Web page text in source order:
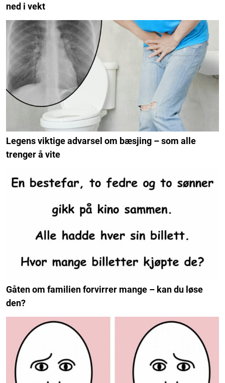
ned i vekt
Legens viktige advarsel om bæsjing – som alle
trenger å vite
Gåten om familien forvirrer mange – kan du løse
den?